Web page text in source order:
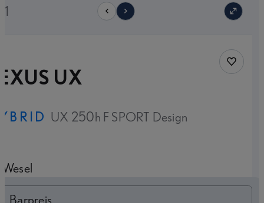
UX
UX 250h F SPORT Design
Wesel
Barpreis